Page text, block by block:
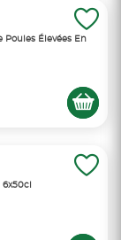
Poules Élevées En